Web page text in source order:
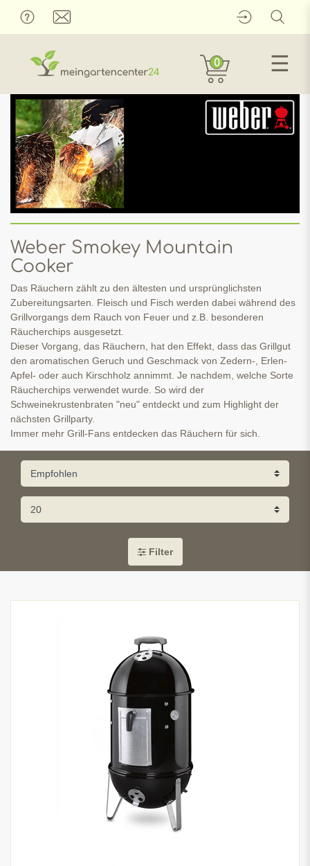
0 ☰
Weber Smokey Mountain
Cooker
Das Räuchern zählt zu den ältesten und ursprünglichsten
Zubereitungsarten. Fleisch und Fisch werden dabei während des
Grillvorgangs dem Rauch von Feuer und z.B. besonderen
Räucherchips ausgesetzt.
Dieser Vorgang, das Räuchern, hat den Effekt, dass das Grillgut
den aromatischen Geruch und Geschmack von Zedern-, Erlen-
Apfel- oder auch Kirschholz annimmt. Je nachdem, welche Sorte
Räucherchips verwendet wurde. So wird der
Schweinekrustenbraten "neu" entdeckt und zum Highlight der
nächsten Grillparty.
Immer mehr Grill-Fans entdecken das Räuchern für sich.
Filter